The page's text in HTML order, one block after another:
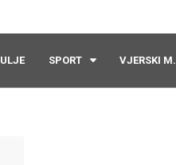
SPORT VJERSKI M.